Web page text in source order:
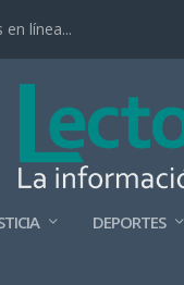
línea...
DEPORTES